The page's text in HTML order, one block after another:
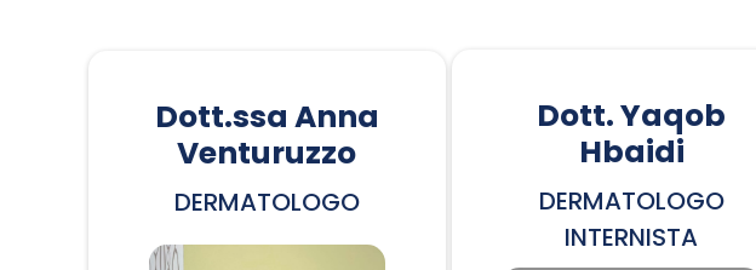
Dott.ssa Anna
Venturuzzo
DERMATOLOGO
Dott. Yaqob
Hbaidi
DERMATOLOGO
INTERNISTA